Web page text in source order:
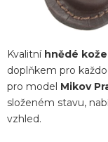
Kvalitní hnědé
doplňkem pro
pro model Mikov
složeném stavu,
vzhled.